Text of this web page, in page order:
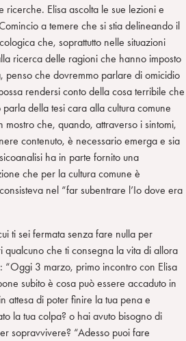
Elisa ascolta le sue lezioni e
a temere che si stia delineando il
che, soprattutto nelle situazioni
ricerca delle ragioni che hanno imposto
penso che dovremmo parlare di omicidio
rendersi conto della cosa terribile che
della tesi cara alla cultura comune
che, quando, attraverso i sintomi,
contenuto, è necessario emerga e sia
ha in parte fornito una
che per la cultura comune è
nel “far subentrare l’Io dove era
ti sei fermata senza fare nulla per
qualcuno che ti consegna la vita di allora
“Oggi 3 marzo, primo incontro con Elisa
subito è cosa può essere accaduto in
attesa di poter finire la tua pena e
la tua colpa? o hai avuto bisogno di
sopravvivere? “Adesso puoi fare